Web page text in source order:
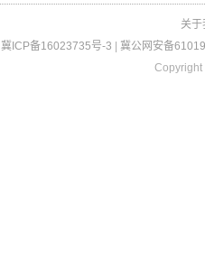
关于
冀ICP备16023735号-3
冀公网安备